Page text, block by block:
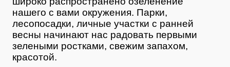
нашего с вами окружения. Парки,
лесопосадки, личные участки с ранней
весны начинают нас радовать первыми
зелеными ростками, свежим запахом,
красотой.